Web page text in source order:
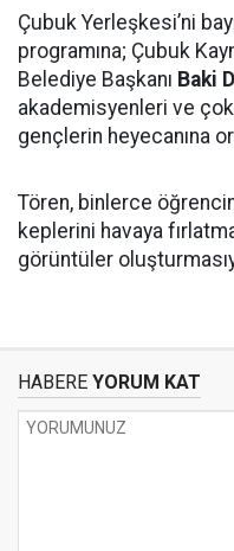
Çubuk Yerleşkesi’ni
programına; Çubuk
Belediye Başkanı Baki
akademisyenleri ve çok
gençlerin heyecanına
Tören, binlerce
keplerini havaya
görüntüler
HABERE YORUM KAT